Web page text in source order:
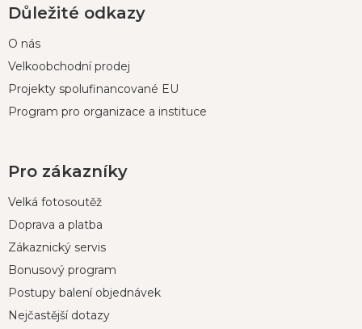
Důležité odkazy
O nás
Velkoobchodní prodej
Projekty spolufinancované EU
Program pro organizace a instituce
Pro zákazníky
Velká fotosoutěž
Doprava a platba
Zákaznický servis
Bonusový program
Postupy balení objednávek
Nejčastější dotazy